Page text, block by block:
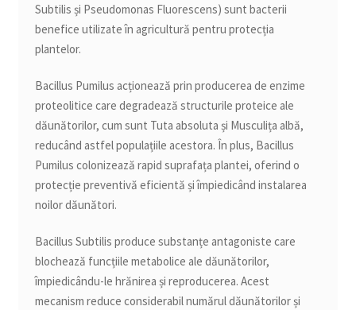
Subtilis și Pseudomonas Fluorescens) sunt bacterii
benefice utilizate în agricultură pentru protecția
plantelor.
Bacillus Pumilus acționează prin producerea de enzime
proteolitice care degradează structurile proteice ale
dăunătorilor, cum sunt Tuta absoluta și Musculița albă,
reducând astfel populațiile acestora. În plus, Bacillus
Pumilus colonizează rapid suprafața plantei, oferind o
protecție preventivă eficientă și împiedicând instalarea
noilor dăunători.
Bacillus Subtilis produce substanțe antagoniste care
blochează funcțiile metabolice ale dăunătorilor,
împiedicându-le hrănirea și reproducerea. Acest
mecanism reduce considerabil numărul dăunătorilor și